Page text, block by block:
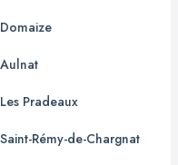
Domaize
Aulnat
Les Pradeaux
Saint-Rémy-de-Chargnat